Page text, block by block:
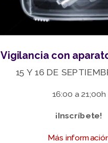
Vigilancia con
15 Y 16 DE
16:00 a 21;00h
¡Inscríbete!
Más